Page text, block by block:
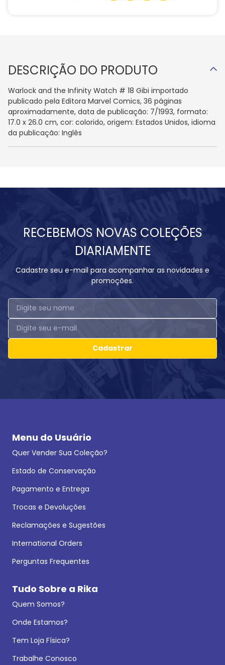
DESCRIÇÃO DO PRODUTO
Warlock and the Infinity Watch # 18 Gibi importado
publicado pela Editora Marvel Comics, 36 páginas
aproximadamente, data de publicação: 7/1993, formato:
17.0 x 26.0 cm, cor: colorido, origem: Estados Unidos, idioma
da publicação: Inglês
RECEBEMOS NOVAS COLEÇÕES
DIARIAMENTE
Cadastre seu e-mail para acompanhar as novidades e
promoções.
Cadastrar
Menu do Usuário
Quer Vender Sua Coleção?
Estado de Conservação
Pagamento e Entrega
Trocas e Devoluções
Reclamações e Sugestões
International Orders
Perguntas Frequentes
Tudo Sobre a Rika
Quem Somos?
Onde Estamos?
Tem Loja Física?
Trabalhe Conosco